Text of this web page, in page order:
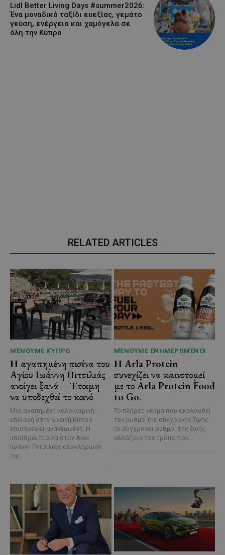
Lidl Better Living Days #summer2026:
Ένα μοναδικό ταξίδι ευεξίας, γεμάτο
γεύση, ενέργεια και χαμόγελα σε
όλη την Κύπρο
RELATED ARTICLES
ΜΈΝΟΥΜΕ ΚΎΠΡΟ
Η αγαπημένη πισίνα του
Αγίου Ιωάννη Πιτσιλιάς
ανοίγει ξανά – Έτοιμη
να υποδεχθεί το κοινό
Μια αγαπημένη καλοκαιρινή
επιλογή στην ορεινή Κύπρο
επιστρέφει ανανεωμένη. Η
υπαίθρια πισίνα στον Άγιο
Ιωάννη Πιτσιλιάς ολοκλήρωσε
τις...
ΜΈΝΟΥΜΕ ΕΝΗΜΕΡΩΜΈΝΟΙ
Η Arla Protein
συνεχίζει να καινοτομεί
με το Arla Protein Food
to Go.
Το πλήρες γεύμα που ακολουθεί
τον ρυθμό της σύγχρονης ζωής.
Οι σύγχρονοι ρυθμοί της ζωής
αλλάζουν τον τρόπο που...